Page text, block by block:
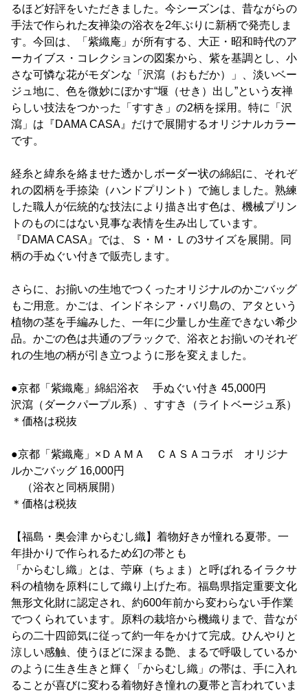
るほど好評をいただきました。今シーズンは、昔ながらの
手法で作られた友禅染の浴衣を2年ぶりに新柄で発売しま
す。今回は、「紫織庵」が所有する、大正・昭和時代のア
ーカイブス・コレクションの図案から、紫を基調とし、小
さな可憐な花がモダンな「沢瀉（おもだか）」、淡いベー
ジュ地に、色を微妙にぼかす“堰（せき）出し”という友禅
らしい技法をつかった「すすき」の2柄を採用。特に「沢
瀉」は『DAMA CASA』だけで展開するオリジナルカラー
です。
経糸と緯糸を絡ませた透かしボーダー状の綿絽に、それぞ
れの図柄を手捺染（ハンドプリント）で施しました。熟練
した職人が伝統的な技法により描き出す色は、機械プリン
トのものにはない見事な表情を生み出しています。
『DAMA CASA』では、Ｓ・Ｍ・Ｌの3サイズを展開。同
柄の手ぬぐい付きで販売します。
さらに、お揃いの生地でつくったオリジナルのかごバッグ
もご用意。かごは、インドネシア・バリ島の、アタという
植物の茎を手編みした、一年に少量しか生産できない希少
品。かごの色は共通のブラックで、浴衣とお揃いのそれぞ
れの生地の柄が引き立つように形を変えました。
●京都「紫織庵」綿絽浴衣 手ぬぐい付き 45,000円
沢瀉（ダークパープル系）、すすき（ライトベージュ系）
＊価格は税抜
●京都「紫織庵」×ＤＡＭＡ ＣＡＳＡコラボ オリジナ
ルかごバッグ 16,000円
（浴衣と同柄展開）
＊価格は税抜
【福島・奥会津 からむし織】着物好きが憧れる夏帯。一
年掛かりで作られるため幻の帯とも
「からむし織」とは、苧麻（ちょま）と呼ばれるイラクサ
科の植物を原料にして織り上げた布。福島県指定重要文化
無形文化財に認定され、約600年前から変わらない手作業
でつくられています。原料の栽培から機織りまで、昔なが
らの二十四節気に従って約一年をかけて完成。ひんやりと
涼しい感触、使うほどに深まる艶、まるで呼吸しているか
のように生き生きと輝く「からむし織」の帯は、手に入れ
ることが喜びに変わる着物好き憧れの夏帯と言われていま